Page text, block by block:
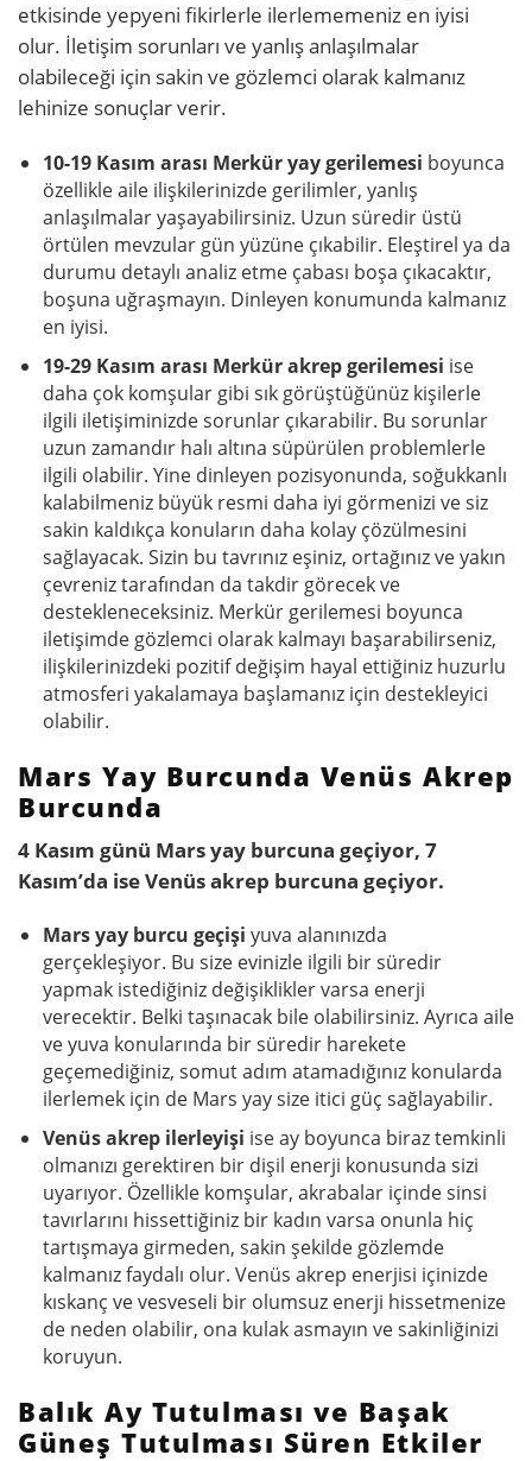
etkisinde yepyeni fikirlerle ilerlememeniz en iyisi
olur. İletişim sorunları ve yanlış anlaşılmalar
olabileceği için sakin ve gözlemci olarak kalmanız
lehinize sonuçlar verir.
10-19 Kasım arası Merkür yay gerilemesi boyunca
özellikle aile ilişkilerinizde gerilimler, yanlış
anlaşılmalar yaşayabilirsiniz. Uzun süredir üstü
örtülen mevzular gün yüzüne çıkabilir. Eleştirel ya da
durumu detaylı analiz etme çabası boşa çıkacaktır,
boşuna uğraşmayın. Dinleyen konumunda kalmanız
en iyisi.
19-29 Kasım arası Merkür akrep gerilemesi ise
daha çok komşular gibi sık görüştüğünüz kişilerle
ilgili iletişiminizde sorunlar çıkarabilir. Bu sorunlar
uzun zamandır halı altına süpürülen problemlerle
ilgili olabilir. Yine dinleyen pozisyonunda, soğukkanlı
kalabilmeniz büyük resmi daha iyi görmenizi ve siz
sakin kaldıkça konuların daha kolay çözülmesini
sağlayacak. Sizin bu tavrınız eşiniz, ortağınız ve yakın
çevreniz tarafından da takdir görecek ve
destekleneceksiniz. Merkür gerilemesi boyunca
iletişimde gözlemci olarak kalmayı başarabilirseniz,
ilişkilerinizdeki pozitif değişim hayal ettiğiniz huzurlu
atmosferi yakalamaya başlamanız için destekleyici
olabilir.
Mars Yay Burcunda Venüs Akrep
Burcunda
4 Kasım günü Mars yay burcuna geçiyor, 7
Kasım’da ise Venüs akrep burcuna geçiyor.
Mars yay burcu geçişi yuva alanınızda
gerçekleşiyor. Bu size evinizle ilgili bir süredir
yapmak istediğiniz değişiklikler varsa enerji
verecektir. Belki taşınacak bile olabilirsiniz. Ayrıca aile
ve yuva konularında bir süredir harekete
geçemediğiniz, somut adım atamadığınız konularda
ilerlemek için de Mars yay size itici güç sağlayabilir.
Venüs akrep ilerleyişi ise ay boyunca biraz temkinli
olmanızı gerektiren bir dişil enerji konusunda sizi
uyarıyor. Özellikle komşular, akrabalar içinde sinsi
tavırlarını hissettiğiniz bir kadın varsa onunla hiç
tartışmaya girmeden, sakin şekilde gözlemde
kalmanız faydalı olur. Venüs akrep enerjisi içinizde
kıskanç ve vesveseli bir olumsuz enerji hissetmenize
de neden olabilir, ona kulak asmayın ve sakinliğinizi
koruyun.
Balık Ay Tutulması ve Başak
Güneş Tutulması Süren Etkiler